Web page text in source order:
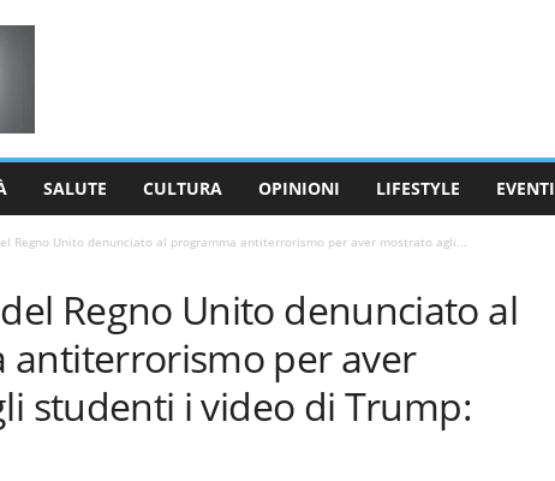
SALUTE CULTURA OPINIONI LIFESTYLE EVENTI
Regno Unito denunciato al programma antiterrorismo per aver mostrato agli...
Regno Unito denunciato al
antiterrorismo per aver
studenti i video di Trump: